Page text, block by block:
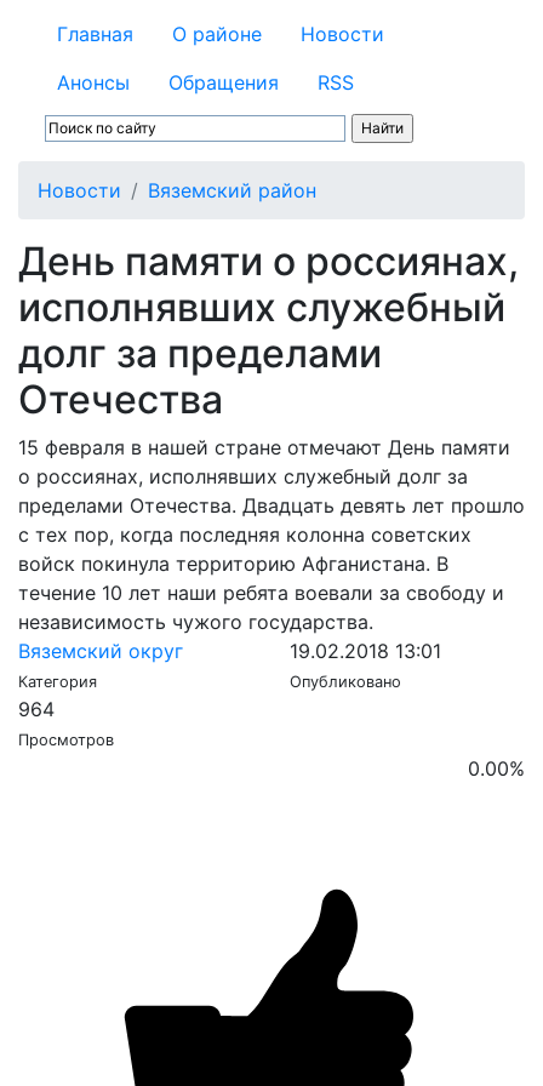
Главная О районе
Новости
Анонсы
Обращения RSS
Новости Вяземский район
День памяти о россиянах,
исполнявших служебный
долг за пределами
Отечества
15 февраля в нашей стране отмечают День памяти
о россиянах, исполнявших служебный долг за
пределами Отечества. Двадцать девять лет прошло
с тех пор, когда последняя колонна советских
войск покинула территорию Афганистана. В
течение 10 лет наши ребята воевали за свободу и
независимость чужого государства.
Вяземский округ
Категория
19.02.2018 13:01
Опубликовано
964
Просмотров
0.00%